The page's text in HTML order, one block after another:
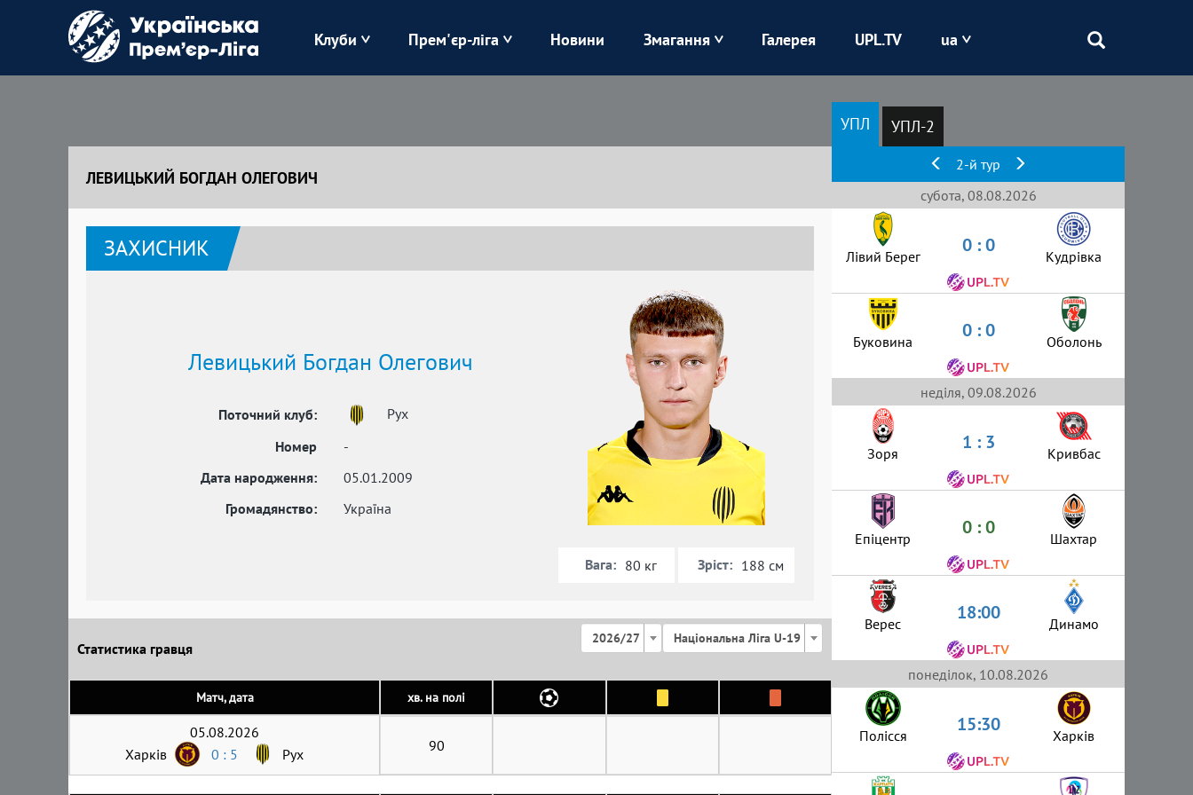
Клуби
Зоря Карпати Колос Кривбас
Оболонь
Полісся
Прем'єр-ліга Новини Змагання Галерея UPL.TV ua
ЛЕВИЦЬКИЙ БОГДАН ОЛЕГОВИЧ
ЗАХИСНИК
Левицький Богдан Олегович
Поточний клуб:
Рух
Номер
-
Дата народження:
05.01.2009
Громадянство:
Україна
Вага: 80 кг Зріст: 188 см
Статистика гравця
2026/27 Національна Ліга U-19
Матч, дата хв. на полі
05.08.2026
Харків
0 : 5 Рух 90
УПЛ УПЛ-2
2-й тур
субота, 08.08.2026
Лівий Берег 0 : 0 Кудрівка
Буковина 0 : 0 Оболонь
неділя, 09.08.2026
Зоря 1 : 3 Кривбас
Епіцентр 0 : 0 Шахтар
Верес 18:00 Динамо
понеділок, 10.08.2026
Полісся 15:30 Харків